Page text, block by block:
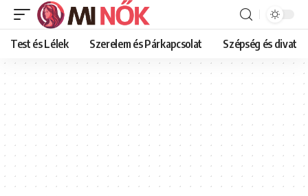
Test és Lélek Szerelem és Párkapcsolat Szépség és divat